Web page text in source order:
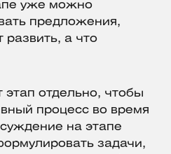
уже можно
предложения,
развить, а что
этап отдельно, чтобы
процесс во время
на этапе
задачи,